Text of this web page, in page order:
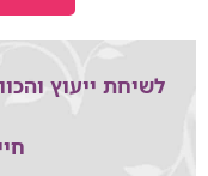
לשיחת ייעוץ
חייגו